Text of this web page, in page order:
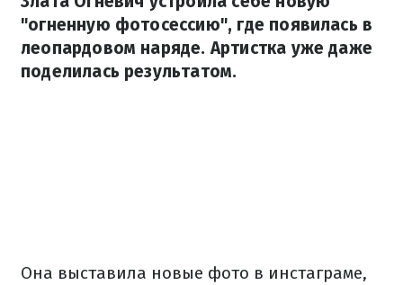
"огненную фотосессию", где появилась в
леопардовом наряде. Артистка уже даже
поделилась результатом.
Она выставила новые фото в инстаграме,